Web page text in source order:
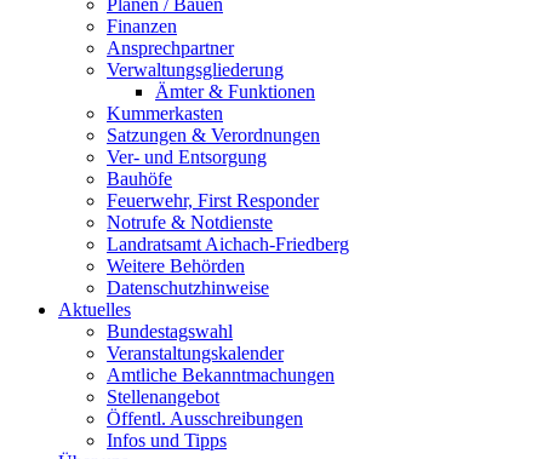
Planen / Bauen
Finanzen
Ansprechpartner
Verwaltungsgliederung
Ämter & Funktionen
Kummerkasten
Satzungen & Verordnungen
Ver- und Entsorgung
Bauhöfe
Feuerwehr, First Responder
Notrufe & Notdienste
Landratsamt Aichach-Friedberg
Weitere Behörden
Datenschutzhinweise
Aktuelles
Bundestagswahl
Veranstaltungskalender
Amtliche Bekanntmachungen
Stellenangebot
Öffentl. Ausschreibungen
Infos und Tipps